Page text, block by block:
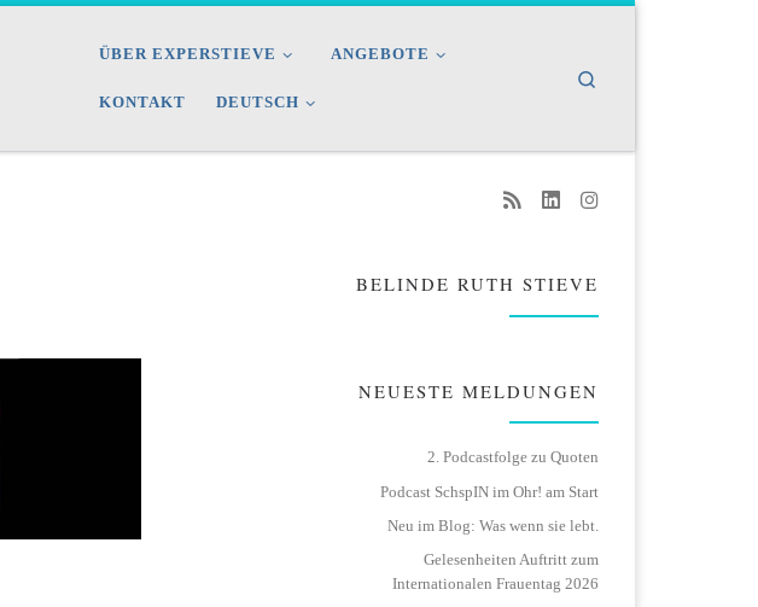
ÜBER EXPERSTIEVE ANGEBOTE
KONTAKT DEUTSCH
BELINDE RUTH STIEVE
NEUESTE MELDUNGEN
2. Podcastfolge zu Quoten
Podcast SchspIN im Ohr! am Start
Neu im Blog: Was wenn sie lebt.
Gelesenheiten Auftritt zum
Internationalen Frauentag 2026